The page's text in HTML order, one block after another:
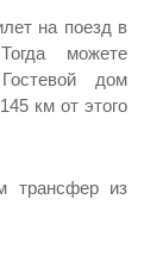
на поезд в
можете
дом
км от этого
трансфер из